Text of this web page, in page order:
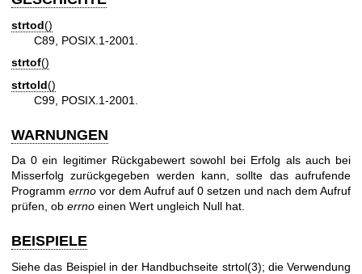
strtod()
C89, POSIX.1-2001.
strtof()
strtold()
C99, POSIX.1-2001.
WARNUNGEN
Da 0 ein legitimer Rückgabewert sowohl bei Erfolg als auch bei
Misserfolg zurückgegeben werden kann, sollte das aufrufende
Programm errno vor dem Aufruf auf 0 setzen und nach dem Aufruf
prüfen, ob errno einen Wert ungleich Null hat.
BEISPIELE
Siehe das Beispiel in der Handbuchseite strtol(3); die Verwendung